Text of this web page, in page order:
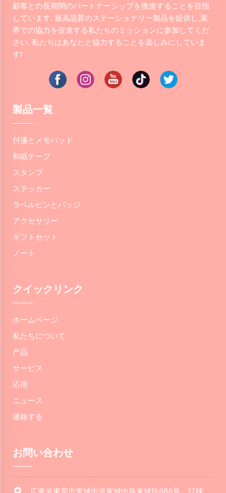
顧客との長期間のパートナーシップを推進することを目指
しています. 最高品質のステーショナリー製品を提供し,業
界での協力を促進する私たちのミッションに参加してくだ
さい. 私たちはあなたと協力することを楽しみにしていま
す!
製品一覧
付箋とメモパッド
和紙テープ
スタンプ
ステッカー
ラベルピンとバッジ
アクセサリー
ギフトセット
ノート
クイックリンク
ホームページ
私たちについて
产品
サービス
応用
ニュース
連絡する
お問い合わせ